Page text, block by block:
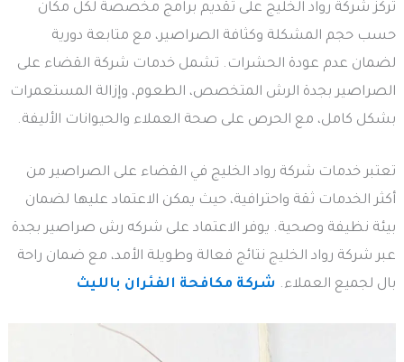
تركز شركة رواد الخليج على تقديم برامج مخصصة لكل مكان
حسب حجم المشكلة وكثافة الصراصير، مع متابعة دورية
لضمان عدم عودة الحشرات. تشمل خدمات شركة القضاء على
الصراصير بجدة الرش المتخصص، الطعوم، وإزالة المستعمرات
بشكل كامل، مع الحرص على صحة العملاء والحيوانات الأليفة.
تعتبر خدمات شركة رواد الخليج في القضاء على الصراصير من
أكثر الخدمات ثقة واحترافية، حيث يمكن الاعتماد عليها لضمان
بيئة نظيفة وصحية. يوفر الاعتماد على شركه رش صراصير بجدة
عبر شركة رواد الخليج نتائج فعالة وطويلة الأمد، مع ضمان راحة
بال لجميع العملاء. شركة مكافحة الفئران بالليث